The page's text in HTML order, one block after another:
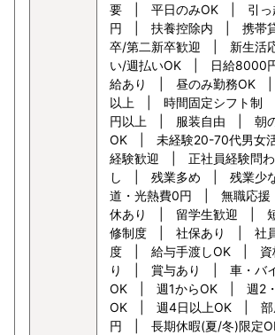
要 | 平日のみOK | 引っ
円 | 扶養控除内 | 携帯
卒/第二新卒歓迎 | 新生
い/週払いOK | 日給
給あり | 昼のみ勤務OK |
以上 | 時間固定シフト制
円以上 | 服装自由 | 朝の
OK | 未経験20-70代男
経験歓迎 | 正社員経験問
し | 残業多め | 残業少
道・光熱費0円 | 無職応
休あり | 留学生歓迎 |
修制度 | 社保あり | 社員
度 | 給与手渡しOK | 資
り | 賞与あり | 車・バイ
OK | 週1からOK | 週2・
OK | 週4日以上OK | 部
円 | 長期休暇(夏/冬)限定